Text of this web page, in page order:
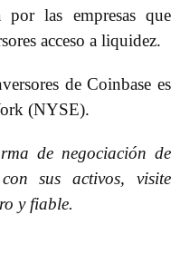
por las empresas que
acceso a liquidez.
de Coinbase es
(NYSE).
de negociación de
sus activos, visite
y fiable.